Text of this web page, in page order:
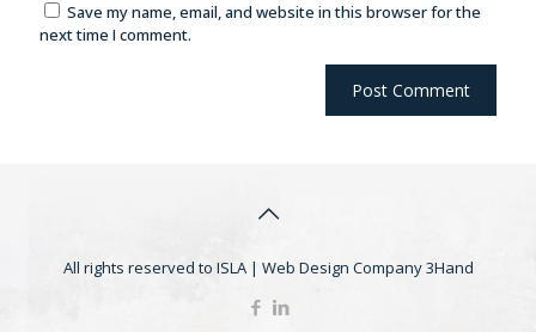
Save my name, email, and website in this browser for the
next time I comment.
All rights reserved to ISLA | Web Design Company3Hand